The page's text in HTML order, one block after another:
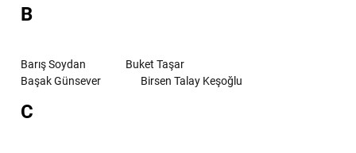
B
Barış Soydan
Buket Taşar
Başak Günsever
Birsen Talay Keşoğlu
C